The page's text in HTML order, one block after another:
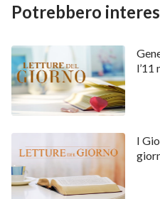
Potrebbero
l’11
I